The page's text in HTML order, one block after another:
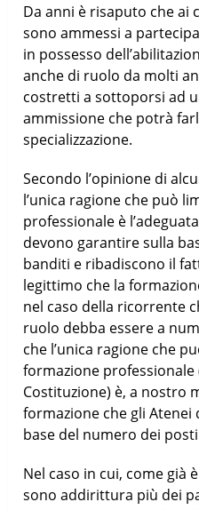
Da anni è risaputo che ai
sono ammessi a
in possesso
anche di ruolo da molti
costretti a sottoporsi ad
ammissione che potrà
specializzazione.
Secondo l’opinione di
l’unica ragione che può
professionale è
devono garantire sulla
banditi e ribadiscono il
legittimo che la
nel caso della ricorrente
ruolo debba essere a
che l’unica ragione che
formazione
Costituzione) è, a nostro
formazione che gli
base del numero dei
Nel caso in cui, come già
sono addirittura più dei